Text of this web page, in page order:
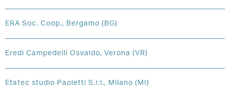
ERA Soc. Coop., Bergamo (BG)
Eredi Campedelli Osvaldo, Verona (VR)
Etatec studio Paoletti S.r.l., Milano (MI)